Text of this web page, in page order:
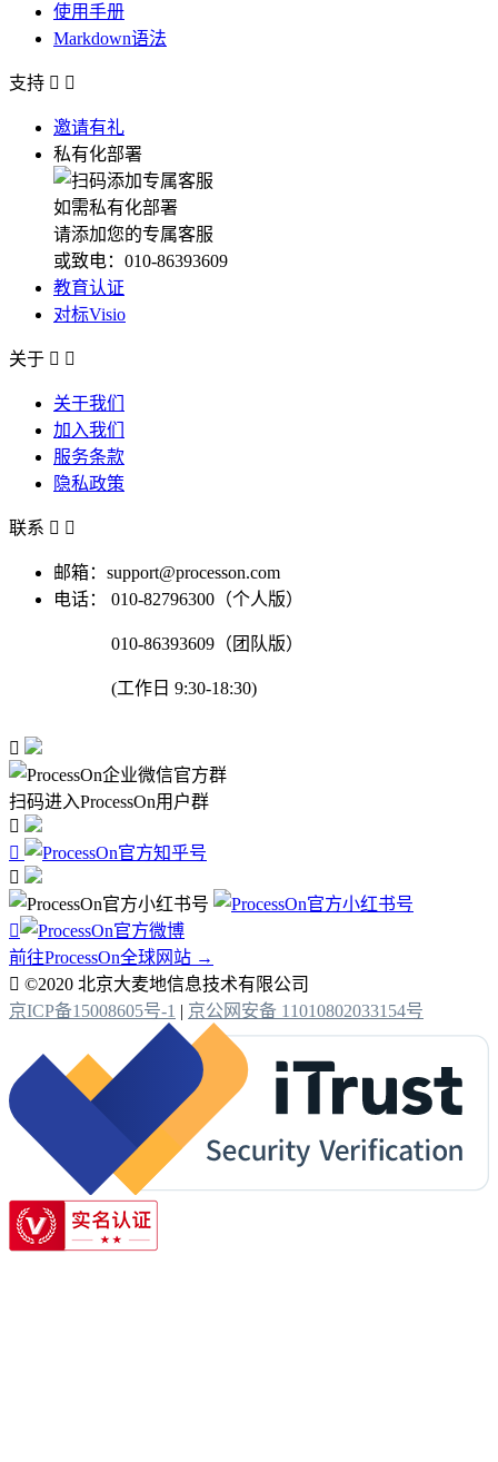
使用手册
Markdown语法
支持  
邀请有礼
私有化部署
如需私有化部署
请添加您的专属客服
或致电：010-86393609
教育认证
对标Visio
关于  
关于我们
加入我们
服务条款
隐私政策
联系  
邮箱：support@processon.com
电话：
010-82796300（个人版）
010-86393609（团队版）
(工作日 9:30-18:30)

扫码进入ProcessOn用户群




前往ProcessOn全球网站 →
 ©2020 北京大麦地信息技术有限公司
京ICP备15008605号-1 | 京公网安备 11010802033154号